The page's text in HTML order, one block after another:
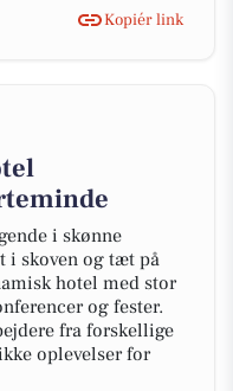
Kopiér link
i skønne
i skoven og tæt på
hotel med stor
og fester.
fra forskellige
oplevelser for